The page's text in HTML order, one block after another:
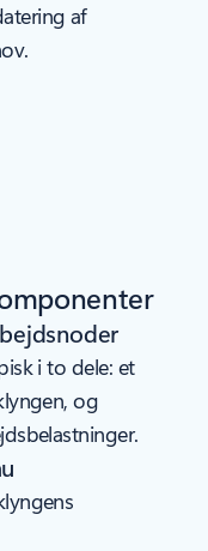
af
i to dele: et
og